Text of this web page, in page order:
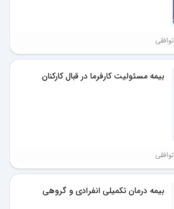
توافقی
بیمه مسئولیت کارفرما در قبال کارکنان
توافقی
بیمه درمان تکمیلی انفرادی و گروهی